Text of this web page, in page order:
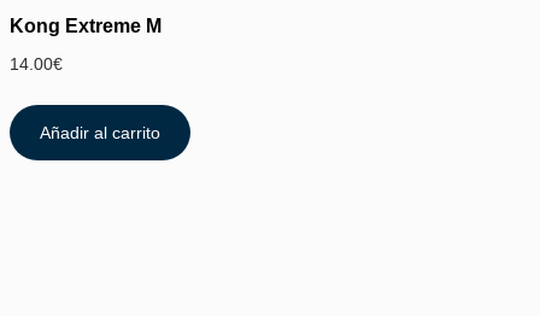
Kong Extreme M
14.00€
Añadir al carrito